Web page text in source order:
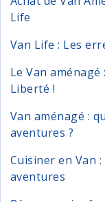
Life
Van Life : Les
Le Van
Liberté !
Van aménagé :
aventures ?
Cuisiner en Van
aventures